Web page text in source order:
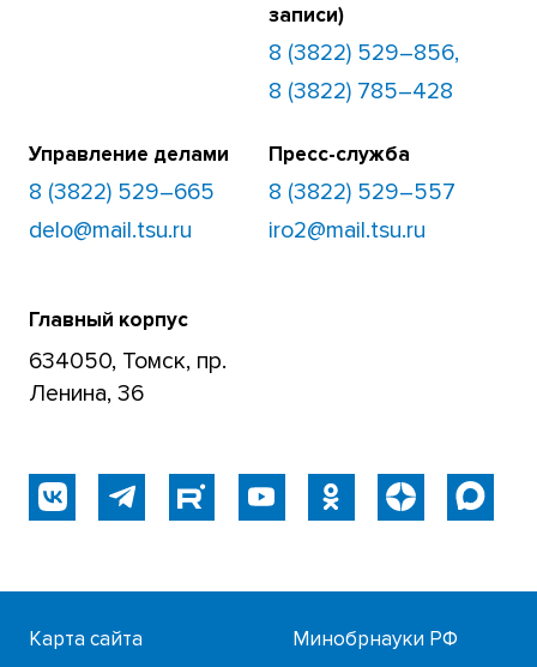
записи)
8 (3822) 529–856,
8 (3822) 785–428
Управление делами
8 (3822) 529–665
delo@mail.tsu.ru
Пресс-служба
8 (3822) 529–557
iro2@mail.tsu.ru
Главный корпус
634050, Томск, пр.
Ленина, 36
Карта сайта Минобрнауки РФ